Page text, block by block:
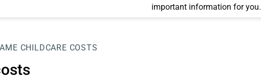
important information for you.
CHILDCARE COSTS